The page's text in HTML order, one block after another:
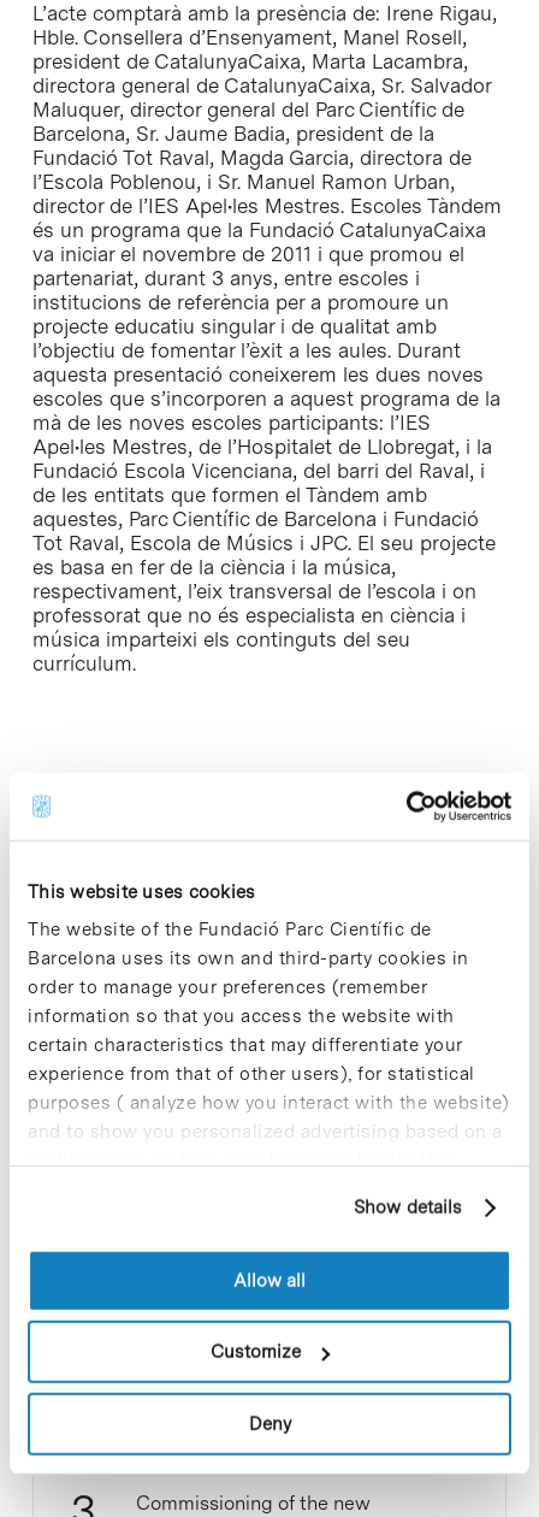
This website uses cookies
The website of the Fundació Parc Científic de
Barcelona uses its own and third-party cookies in
order to manage your preferences (remember
information so that you access the website with
certain characteristics that may differentiate your
experience from that of other users), for statistical
purposes ( analyze how you interact with the website)
and to show you personalized advertising based on a
profile drawn up from your browsing habits (for
cookies, you can consult the website's Cookie Policy.
Show details
Allow all
Customize
Deny
L’acte comptarà amb la presència de: Irene Rigau,
Hble. Consellera d’Ensenyament, Manel Rosell,
president de CatalunyaCaixa, Marta Lacambra,
directora general de CatalunyaCaixa, Sr. Salvador
Maluquer, director general del Parc Científic de
Barcelona, Sr. Jaume Badia, president de la
Fundació Tot Raval, Magda Garcia, directora de
l’Escola Poblenou, i Sr. Manuel Ramon Urban,
director de l’IES Apel•les Mestres. Escoles Tàndem
és un programa que la Fundació CatalunyaCaixa
va iniciar el novembre de 2011 i que promou el
partenariat, durant 3 anys, entre escoles i
institucions de referència per a promoure un
projecte educatiu singular i de qualitat amb
l’objectiu de fomentar l’èxit a les aules. Durant
aquesta presentació coneixerem les dues noves
escoles que s’incorporen a aquest programa de la
mà de les noves escoles participants: l’IES
Apel•les Mestres, de l’Hospitalet de Llobregat, i la
Fundació Escola Vicenciana, del barri del Raval, i
de les entitats que formen el Tàndem amb
aquestes, Parc Científic de Barcelona i Fundació
Tot Raval, Escola de Músics i JPC. El seu projecte
es basa en fer de la ciència i la música,
respectivament, l’eix transversal de l’escola i on
professorat que no és especialista en ciència i
música imparteixi els continguts del seu
currículum.
Most viewed news
Collective projects are enriching.
Participate and make the PCB more
resources with social impact
17 de September de 2025
Commissioning of the new